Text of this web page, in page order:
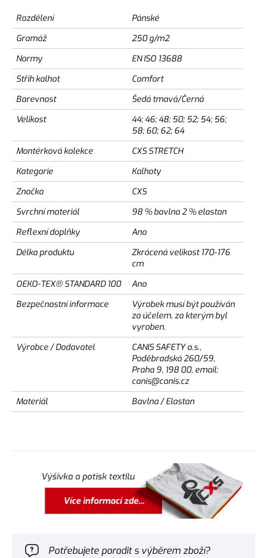
Rozdělení
Pánské
Gramáž
250 g/m2
Normy
EN ISO 13688
Střih kalhot
Comfort
Barevnost
Šedá tmavá/Černá
Velikost
44; 46; 48; 50; 52; 54; 56;
58; 60; 62; 64
Montérková kolekce
CXS STRETCH
Kategorie
Kalhoty
Značka
CXS
Svrchní materiál
98 % bavlna 2 % elastan
Reflexní doplňky
Ano
Délka produktu
Zkrácená velikost 170-176
cm
OEKO-TEX® STANDARD 100
Ano
Bezpečnostní informace
Výrobek musí být používán
za účelem, za kterým byl
vyroben.
Výrobce / Dodavatel
CANIS SAFETY a.s.,
Poděbradská 260/59,
Praha 9, 198 00, email:
canis@canis.cz
Materiál
Bavlna / Elastan
Potřebujete poradit s výběrem zboží?